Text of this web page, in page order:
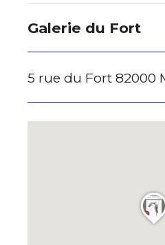
Galerie du Fort
5 rue du Fort 82000